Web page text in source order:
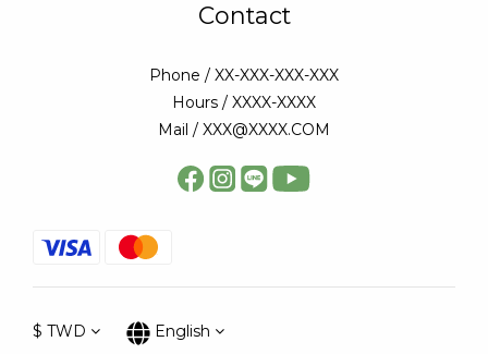
Contact
Phone / XX-XXX-XXX-XXX
Hours / XXXX-XXXX
Mail / XXX@XXXX.COM
$ TWD English